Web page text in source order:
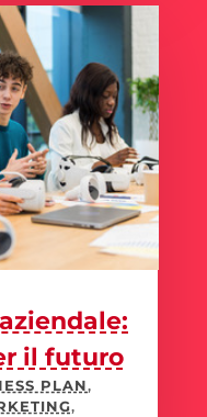
il futuro
PLAN,
,